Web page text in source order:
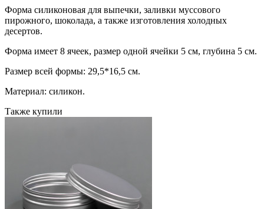
Форма силиконовая для выпечки, заливки муссового
пирожного, шоколада, а также изготовления холодных
десертов.
Форма имеет 8 ячеек, размер одной ячейки 5 см, глубина 5 см.
Размер всей формы: 29,5*16,5 см.
Материал: силикон.
Также купили